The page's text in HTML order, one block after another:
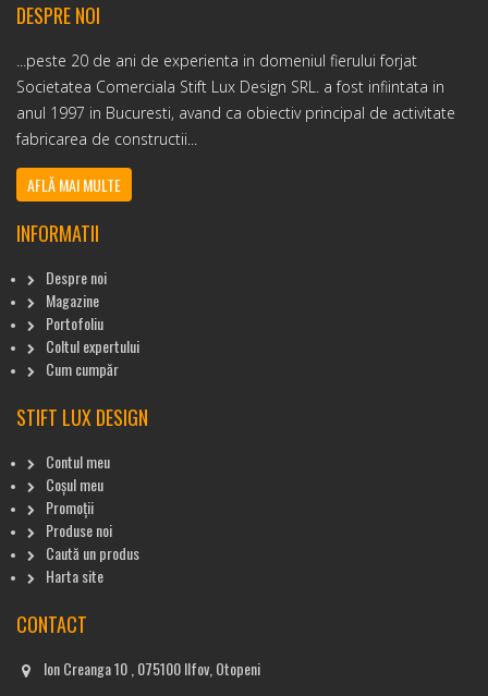
DESPRE NOI
...peste 20 de ani de experienta in domeniul fierului forjat
Societatea Comerciala Stift Lux Design SRL. a fost infiintata in
anul 1997 in Bucuresti, avand ca obiectiv principal de activitate
fabricarea de constructii...
AFLĂ MAI MULTE
INFORMATII
Despre noi
Magazine
Portofoliu
Coltul expertului
Cum cumpăr
STIFT LUX DESIGN
Contul meu
Coșul meu
Promoții
Produse noi
Caută un produs
Harta site
CONTACT
Ion Creanga 10 , 075100 Ilfov, Otopeni